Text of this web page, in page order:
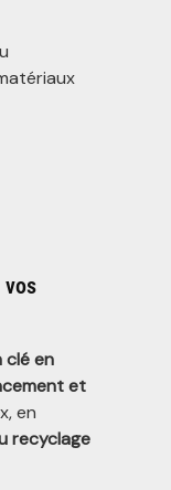
vos
en
et
en
recyclage